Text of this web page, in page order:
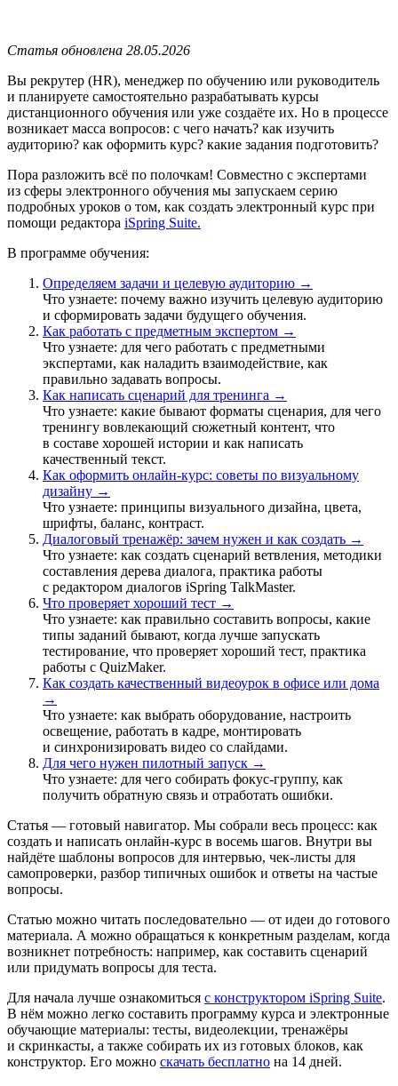
Статья обновлена 28.05.2026
Вы рекрутер (HR), менеджер по обучению или руководитель
и планируете самостоятельно разрабатывать курсы
дистанционного обучения или уже создаёте их. Но в процессе
возникает масса вопросов: с чего начать? как изучить
аудиторию? как оформить курс? какие задания подготовить?
Пора разложить всё по полочкам! Совместно с экспертами
из сферы электронного обучения мы запускаем серию
подробных уроков о том, как создать электронный курс при
помощи редактора iSpring Suite.
В программе обучения:
Определяем задачи и целевую аудиторию →
Что узнаете: почему важно изучить целевую аудиторию
и сформировать задачи будущего обучения.
Как работать с предметным экспертом →
Что узнаете: для чего работать с предметными
экспертами, как наладить взаимодействие, как
правильно задавать вопросы.
Как написать сценарий для тренинга →
Что узнаете: какие бывают форматы сценария, для чего
тренингу вовлекающий сюжетный контент, что
в составе хорошей истории и как написать
качественный текст.
Как оформить онлайн-курс: советы по визуальному
дизайну →
Что узнаете: принципы визуального дизайна, цвета,
шрифты, баланс, контраст.
Диалоговый тренажёр: зачем нужен и как создать →
Что узнаете: как создать сценарий ветвления, методики
составления дерева диалога, практика работы
с редактором диалогов iSpring TalkMaster.
Что проверяет хороший тест →
Что узнаете: как правильно составить вопросы, какие
типы заданий бывают, когда лучше запускать
тестирование, что проверяет хороший тест, практика
работы с QuizMaker.
Как создать качественный видеоурок в офисе или дома
→
Что узнаете: как выбрать оборудование, настроить
освещение, работать в кадре, монтировать
и синхронизировать видео со слайдами.
Для чего нужен пилотный запуск →
Что узнаете: для чего собирать фокус-группу, как
получить обратную связь и отработать ошибки.
Статья — готовый навигатор. Мы собрали весь процесс: как
создать и написать онлайн-курс в восемь шагов. Внутри вы
найдёте шаблоны вопросов для интервью, чек-листы для
самопроверки, разбор типичных ошибок и ответы на частые
вопросы.
Статью можно читать последовательно — от идеи до готового
материала. А можно обращаться к конкретным разделам, когда
возникнет потребность: например, как составить сценарий
или придумать вопросы для теста.
Для начала лучше ознакомиться с конструктором iSpring Suite.
В нём можно легко составить программу курса и электронные
обучающие материалы: тесты, видеолекции, тренажёры
и скринкасты, а также собирать их из готовых блоков, как
конструктор. Его можно скачать бесплатно на 14 дней.